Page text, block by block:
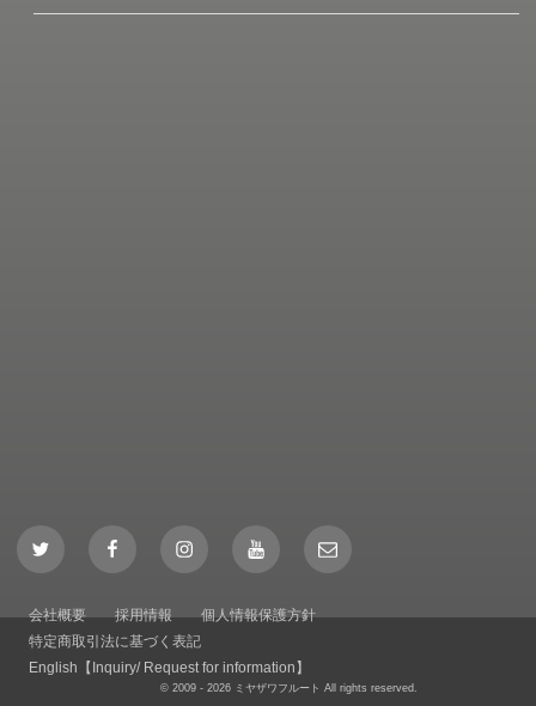
Twitter FacebookInstagramYouTubeMail
会社概要 採用情報
個人情報保護方針
特定商取引法に基づく表記
English【Inquiry/ Request for information】
© 2009 - 2026 ミヤザワフルート All rights reserved.